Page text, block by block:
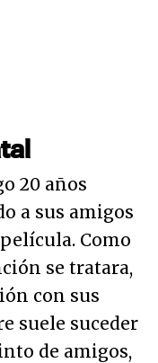
20 años
a sus amigos
Como
se tratara,
con sus
suele suceder
de amigos,